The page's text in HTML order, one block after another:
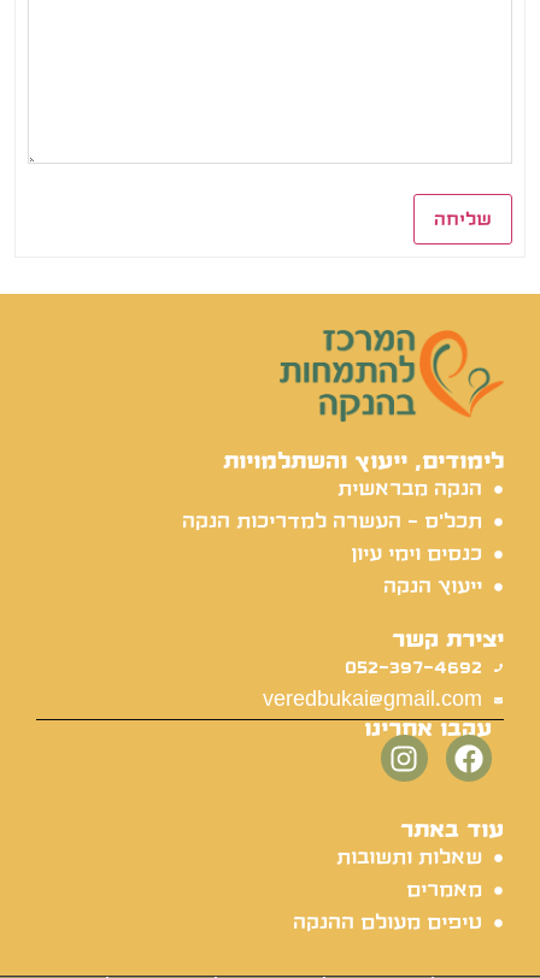
שליחה
לימודים, ייעוץ והשתלמויות
הנקה מבראשית
תכל'ס - העשרה למדריכות הנקה
כנסים וימי עיון
ייעוץ הנקה
יצירת קשר
052-397-4692
veredbukai@gmail.com
עקבו אחרינו
עוד באתר
שאלות ותשובות
מאמרים
טיפים מעולם ההנקה